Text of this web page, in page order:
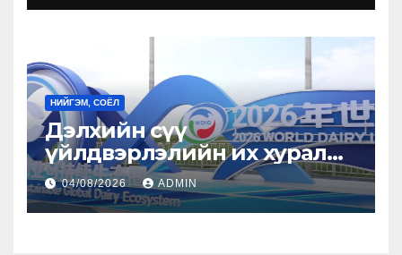
НИЙГЭМ, СОЁЛ
Дэлхийн сүү
үйлдвэрлэлийн их хурал
болж байна
04/08/2026 ADMIN